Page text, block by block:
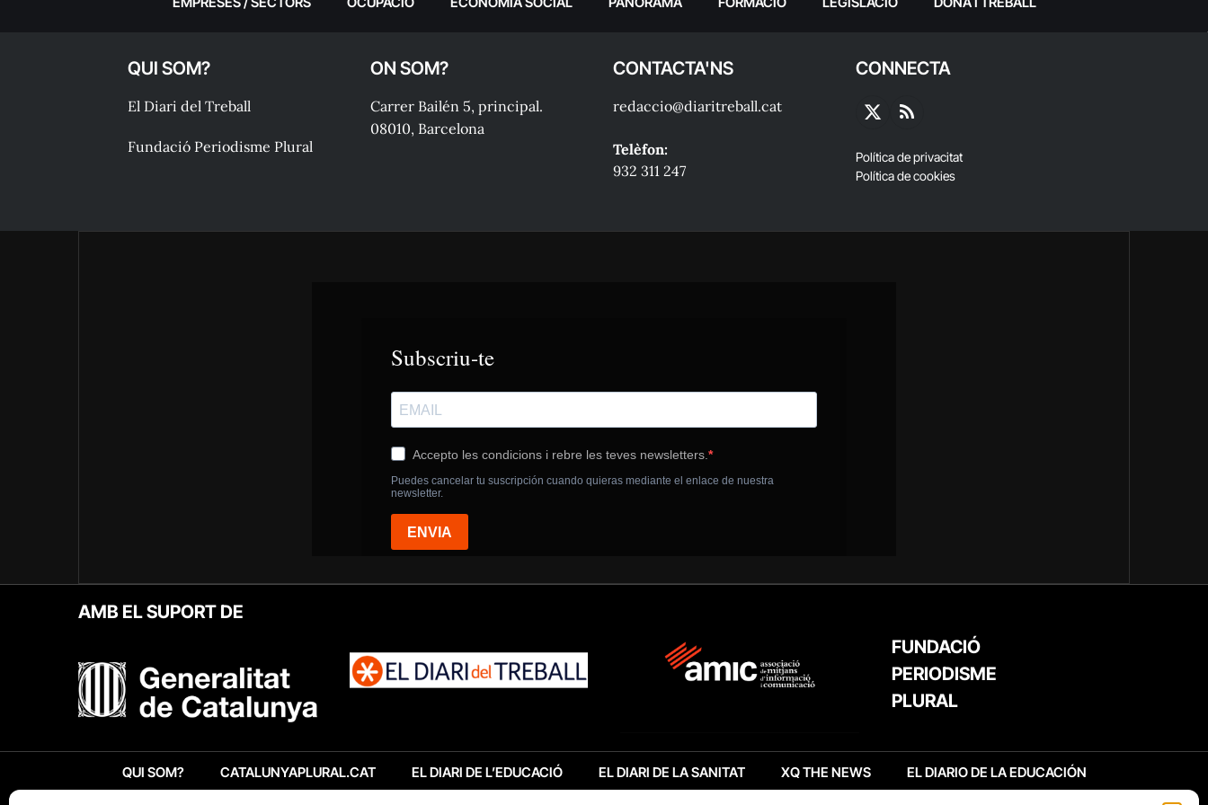
QUI SOM?
El Diari del Treball
Fundació Periodisme Plural
ON SOM?
Carrer Bailén 5, principal.
08010, Barcelona
CONTACTA'NS
redaccio@diaritreball.cat
Telèfon:
932 311 247
CONNECTA
X
RSS
Política de privacitat
Política de cookies
AMB EL SUPORT DE
FUNDACIÓ
PERIODISME
PLURAL
QUI SOM? CATALUNYAPLURAL.CAT EL DIARI DE L’EDUCACIÓ EL DIARI DE LA SANITAT XQ THE NEWS EL DIARIO DE LA EDUCACIÓN